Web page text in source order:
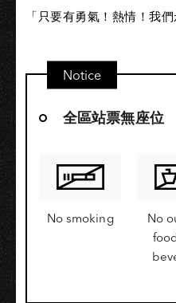
「只要有勇氣！熱情！我
Notice
全區站票無座位
No smoking
No